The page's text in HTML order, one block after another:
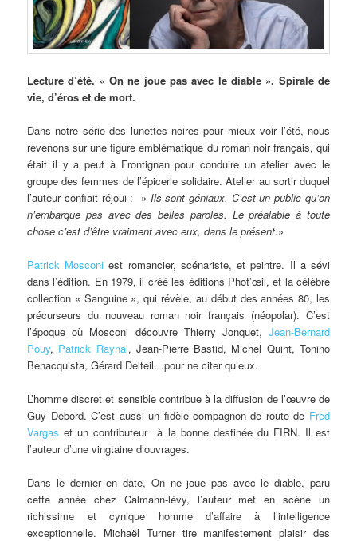
Lectured’été. « On ne joue pas avec le diable ». Spirale de
vie, d’éros et de mort.
Dans notre série des lunettes noires pour mieux voir l’été, nous
revenons sur une figure emblématique du roman noir français, qui
était il y a peut à Frontignan pour conduire un atelier avec le
groupe des femmes de l’épicerie solidaire. Atelier au sortir duquel
l’auteur confiait réjoui : » Ils sont géniaux. C’est un public qu’on
n’embarque pas avec des belles paroles. Le préalable à toute
chose c’est d’être vraiment avec eux, dans le présent.»
Patrick Mosconiest romancier, scénariste, et peintre. Il a sévi
dans l’édition. En 1979, il créé les éditions Phot’œil, et la célèbre
collection « Sanguine », qui révèle, au début des années 80, les
précurseurs du nouveau roman noir français (néopolar). C’est
l’époque où Mosconi découvre Thierry Jonquet, Jean-Bernard
Pouy, Patrick Raynal, Jean-Pierre Bastid, Michel Quint, Tonino
Benacquista, Gérard Delteil…pour ne citer qu’eux.
L’homme discret et sensible contribue à la diffusion de l’œuvre de
Guy Debord. C’est aussi un fidèle compagnon de route de Fred
Vargas et un contributeur à la bonne destinée du FIRN. Il est
l’auteur d’une vingtaine d’ouvrages.
Dans le dernier en date, On ne joue pas avec le diable, paru
cette année chez Calmann-lévy, l’auteur met en scène un
richissime et cynique homme d’affaire à l’intelligence
exceptionnelle. Michaël Turner tire manifestement plaisir des